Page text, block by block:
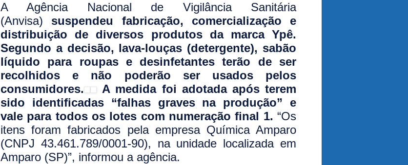
A Agência Nacional de Vigilância Sanitária
(Anvisa) suspendeu fabricação, comercialização e
distribuição de diversos produtos da marca Ypê.
Segundo a decisão, lava-louças (detergente), sabão
líquido para roupas e desinfetantes terão de ser
recolhidos e não poderão ser usados pelos
consumidores.
A medida foi adotada após terem
sido identificadas “falhas graves na produção” e
vale para todos os lotes com numeração final 1. “Os
itens foram fabricados pela empresa Química Amparo
(CNPJ 43.461.789/0001-90), na unidade localizada em
Amparo (SP)”, informou a agência.